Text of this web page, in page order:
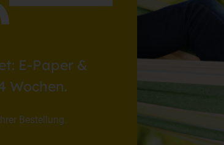
E-Paper &
Wochen.
Bestellung.